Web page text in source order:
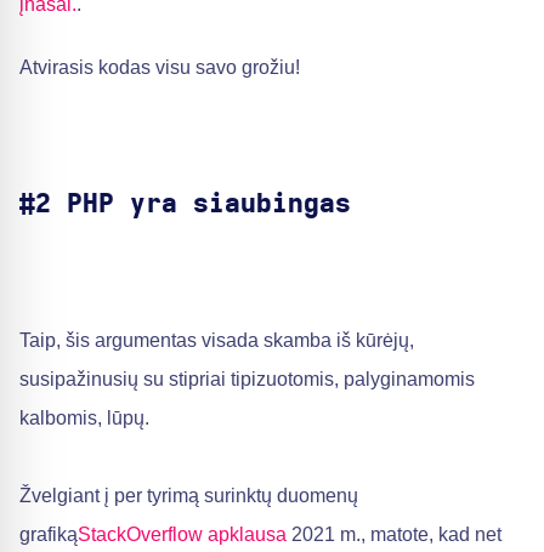
Atvirasis kodas visu savo grožiu!
#2 PHP yra siaubingas
Taip, šis argumentas visada skamba iš kūrėjų,
susipažinusių su stipriai tipizuotomis, palyginamomis
kalbomis, lūpų.
Žvelgiant į per tyrimą surinktų duomenų
grafikąStackOverflow apklausa 2021 m., matote, kad net